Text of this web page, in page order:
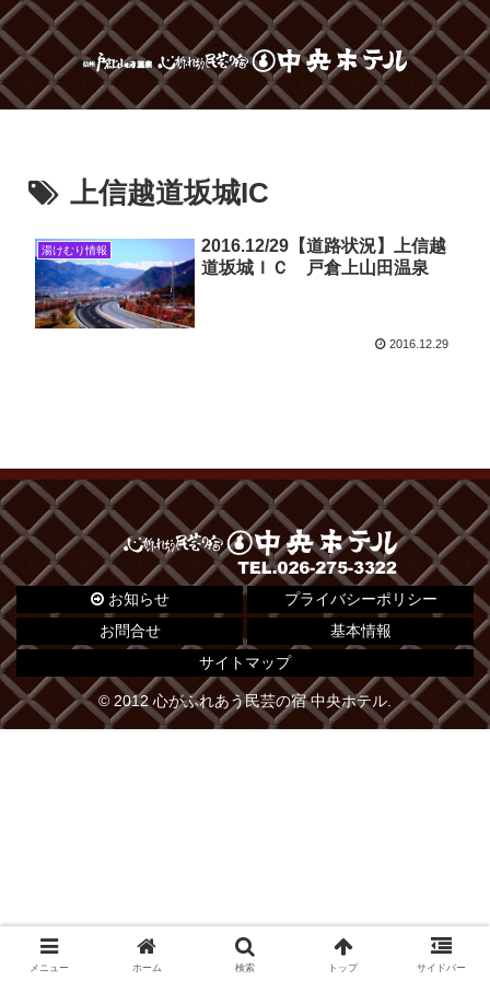
上信越道坂城IC
湯けむり情報
2016.12/29【道路状況】上信越
道坂城ＩＣ 戸倉上山田温泉
2016.12.29
お知らせ
プライバシーポリシー
お問合せ
基本情報
サイトマップ
© 2012 心がふれあう民芸の宿 中央ホテル.
メニュー ホーム 検索 トップ サイドバー